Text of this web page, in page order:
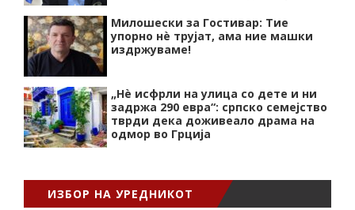
Милошески за Гостивар: Тие
упорно нѐ трујат, ама ние машки
издржуваме!
„Нѐ исфрли на улица со дете и ни
задржа 290 евра“: српско семејство
тврди дека доживеало драма на
одмор во Грција
ИЗБОР НА УРЕДНИКОТ